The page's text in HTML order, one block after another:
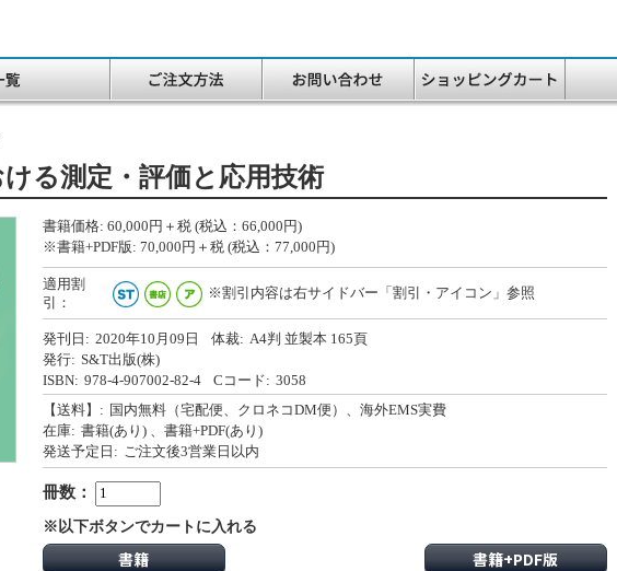
る測定・評価と応用技術
書籍価格: 60,000 円＋税 (税込：66,000円)
※書籍+PDF版: 70,000 円＋税 (税込：77,000円)
適用割
引：
※割引内容は右サイドバー「割引・アイコン」参照
発刊日: 2020年10月09日 体裁: A4判 並製本 165頁
発行: S&T出版(株)
ISBN: 978-4-907002-82-4 Cコード: 3058
【送料】: 国内無料（宅配便、クロネコDM便）、海外EMS実費
在庫: 書籍(あり) 、書籍+PDF(あり)
発送予定日: ご注文後3営業日以内
冊数：
※以下ボタンでカートに入れる
書籍 書籍+PDF版